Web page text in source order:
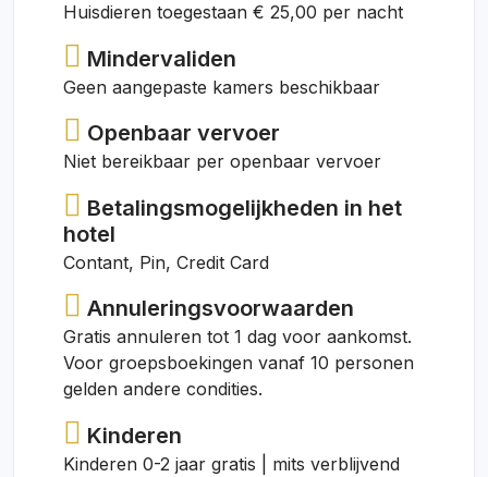
Huisdieren toegestaan € 25,00 per nacht
Mindervaliden
Geen aangepaste kamers beschikbaar
Openbaar vervoer
Niet bereikbaar per openbaar vervoer
Betalingsmogelijkheden in het
hotel
Contant, Pin, Credit Card
Annuleringsvoorwaarden
Gratis annuleren tot 1 dag voor aankomst.
Voor groepsboekingen vanaf 10 personen
gelden andere condities.
Kinderen
Kinderen 0-2 jaar gratis | mits verblijvend